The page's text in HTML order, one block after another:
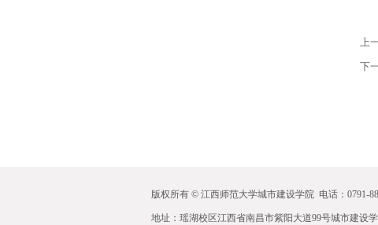
上
下
版权所有 © 江西师范大学城市建设学院 电话：0791-
地址：瑶湖校区江西省南昌市紫阳大道99号城市建设